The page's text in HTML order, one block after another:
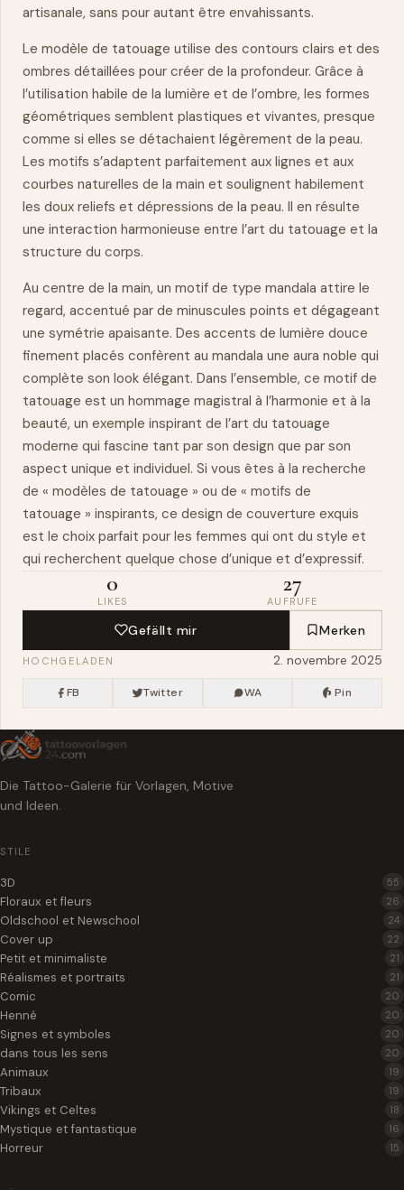
artisanale, sans pour autant être envahissants.
Le modèle de tatouage utilise des contours clairs et des
ombres détaillées pour créer de la profondeur. Grâce à
l’utilisation habile de la lumière et de l’ombre, les formes
géométriques semblent plastiques et vivantes, presque
comme si elles se détachaient légèrement de la peau.
Les motifs s’adaptent parfaitement aux lignes et aux
courbes naturelles de la main et soulignent habilement
les doux reliefs et dépressions de la peau. Il en résulte
une interaction harmonieuse entre l’art du tatouage et la
structure du corps.
Au centre de la main, un motif de type mandala attire le
regard, accentué par de minuscules points et dégageant
une symétrie apaisante. Des accents de lumière douce
finement placés confèrent au mandala une aura noble qui
complète son look élégant. Dans l’ensemble, ce motif de
tatouage est un hommage magistral à l’harmonie et à la
beauté, un exemple inspirant de l’art du tatouage
moderne qui fascine tant par son design que par son
aspect unique et individuel. Si vous êtes à la recherche
de « modèles de tatouage » ou de « motifs de
tatouage » inspirants, ce design de couverture exquis
est le choix parfait pour les femmes qui ont du style et
qui recherchent quelque chose d’unique et d’expressif.
0
LIKES
27
AUFRUFE
Gefällt mir Merken
HOCHGELADEN 2. novembre 2025
FB Twitter WA Pin
Die Tattoo-Galerie für Vorlagen, Motive
und Ideen.
STILE
3D 55
Floraux et fleurs 26
Oldschool et Newschool 24
Cover up 22
Petit et minimaliste 21
Réalismes et portraits 21
Comic 20
Henné 20
Signes et symboles 20
dans tous les sens 20
Animaux 19
Tribaux 19
Vikings et Celtes 18
Mystique et fantastique 16
Horreur 15